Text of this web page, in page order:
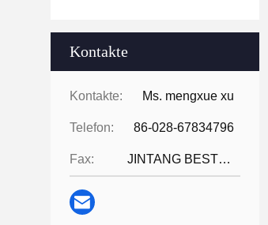
Kontakte
Kontakte: Ms. mengxue xu
Telefon: 86-028-67834796
Fax: JINTANG BESTWAY TECHNOLOGY CO